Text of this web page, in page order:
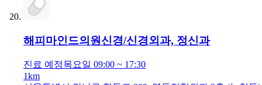
해피마인드의원신경/신경외과, 정신과
진료 예정목요일 09:00 ~ 17:30
1km